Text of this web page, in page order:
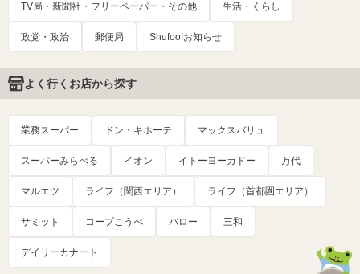
TV局・新聞社・フリーペーパー・その他 生活・くらし
政党・政治 郵便局 Shufoo!お知らせ
よく行くお店から探す
業務スーパー ドン・キホーテ マックスバリュ
スーパーみらべる イオン イトーヨーカドー 万代
マルエツ ライフ（関西エリア） ライフ（首都圏エリア）
サミット コープこうべ バロー 三和
デイリーカナート